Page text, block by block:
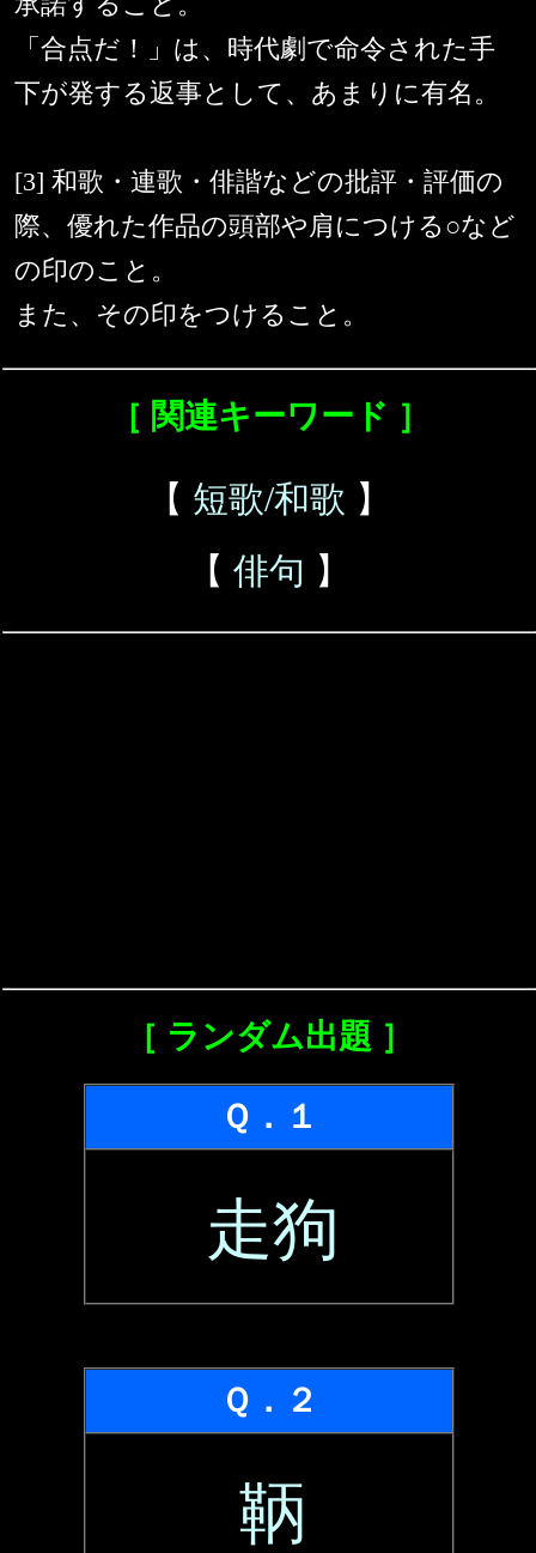
「合点だ！」は、時代劇で命令された手
下が発する返事として、あまりに有名。
[3] 和歌・連歌・俳諧などの批評・評価の
際、優れた作品の頭部や肩につける○など
の印のこと。
また、その印をつけること。
［ 関連キーワード ］
【 短歌/和歌 】
【 俳句 】
［ ランダム出題 ］
Ｑ．１
走狗
Ｑ．２
鞆